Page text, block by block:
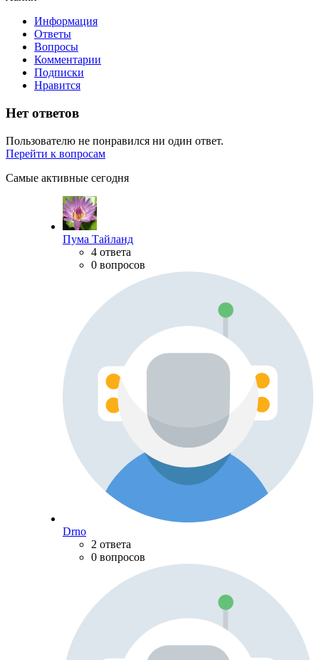
Информация
Ответы
Вопросы
Комментарии
Подписки
Нравится
Нет ответов
Пользователю не понравился ни один ответ.
Перейти к вопросам
Самые активные сегодня
Пума Тайланд
4 ответа
0 вопросов
Drno
2 ответа
0 вопросов